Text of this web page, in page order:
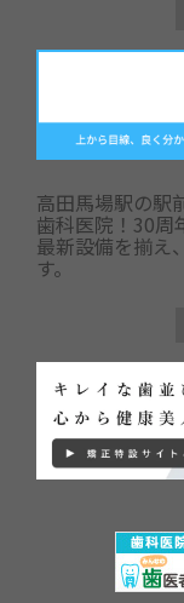
高田馬場駅の駅
歯科医院！30周
最新設備を揃え
す。